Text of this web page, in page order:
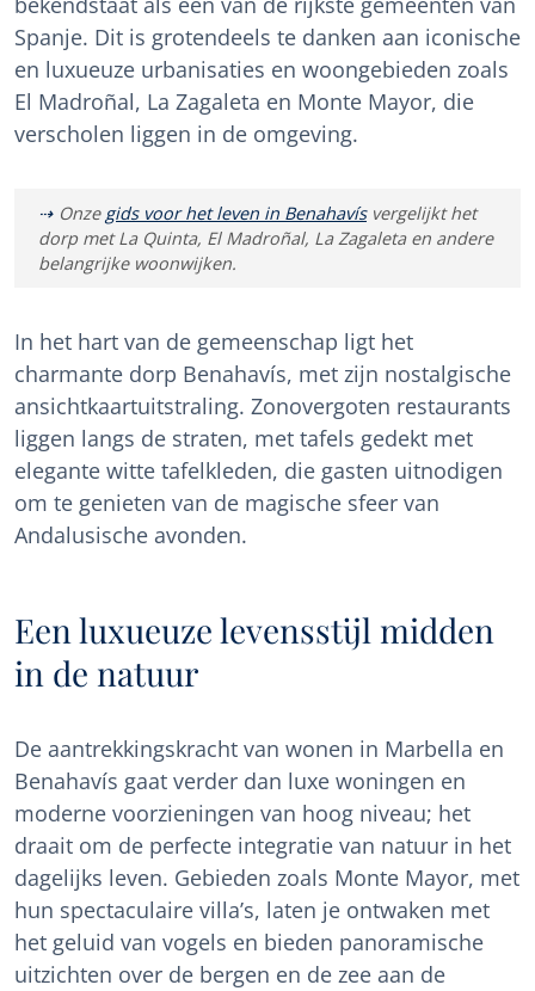
Spanje. Dit is grotendeels te danken aan iconische
en luxueuze urbanisaties en woongebieden zoals
El Madroñal, La Zagaleta en Monte Mayor, die
verscholen liggen in de omgeving.
Onze gids voor het leven in Benahavísvergelijkt het
dorp met La Quinta, El Madroñal, La Zagaleta en andere
belangrijke woonwijken.
In het hart van de gemeenschap ligt het
charmante dorp Benahavís, met zijn nostalgische
ansichtkaartuitstraling. Zonovergoten restaurants
liggen langs de straten, met tafels gedekt met
elegante witte tafelkleden, die gasten uitnodigen
om te genieten van de magische sfeer van
Andalusische avonden.
Een luxueuze levensstijl midden
in de natuur
De aantrekkingskracht van wonen in Marbella en
Benahavís gaat verder dan luxe woningen en
moderne voorzieningen van hoog niveau; het
draait om de perfecte integratie van natuur in het
dagelijks leven. Gebieden zoals Monte Mayor, met
hun spectaculaire villa’s, laten je ontwaken met
het geluid van vogels en bieden panoramische
uitzichten over de bergen en de zee aan de